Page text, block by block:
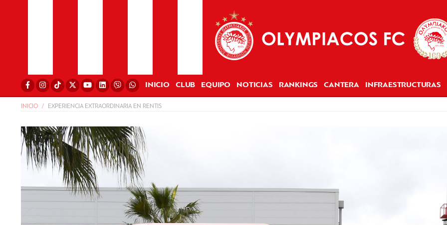
INICIO CLUB EQUIPO NOTICIAS RANKINGS CANTERA INFRAESTRUCTURAS
INICIO EXPERIENCIA EXTRAORDINARIA EN RENTIS